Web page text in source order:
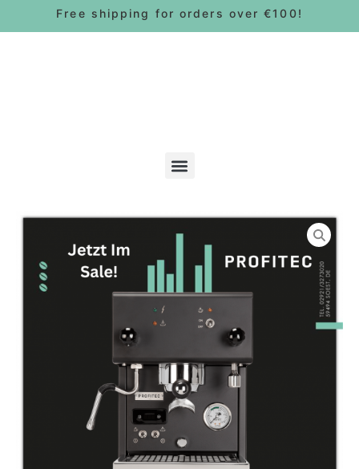
Free shipping for orders over €100!